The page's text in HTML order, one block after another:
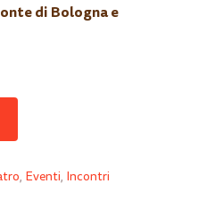
di Bologna e
, Eventi, Incontri